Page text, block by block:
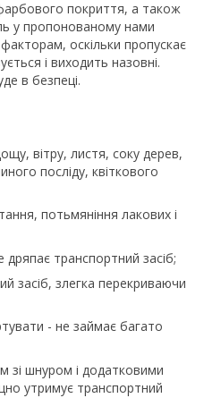
покриття, а також
у пропонованому нами
оскільки пропускає
і виходить назовні.
в безпеці.
вітру, листя, соку дерев,
посліду, квіткового
потьмяніння лакових і
дряпає транспортний засіб;
засіб, злегка перекриваючи
- не займає багато
зі шнуром і додатковими
утримує транспортний